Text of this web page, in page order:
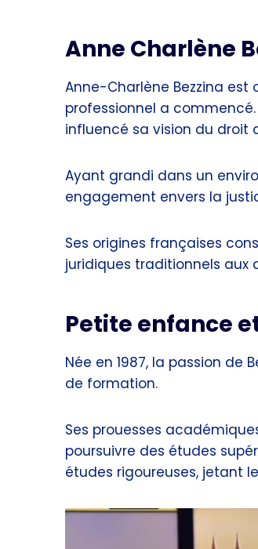
Anne Charlène
Anne-Charlène Bezzina
professionnel a
influencé sa vision du droit
Ayant grandi dans un
engagement envers la
Ses origines françaises
juridiques traditionnels
Petite enfance
Née en 1987, la passion de
de formation.
Ses prouesses
poursuivre des études
études rigoureuses, jetant